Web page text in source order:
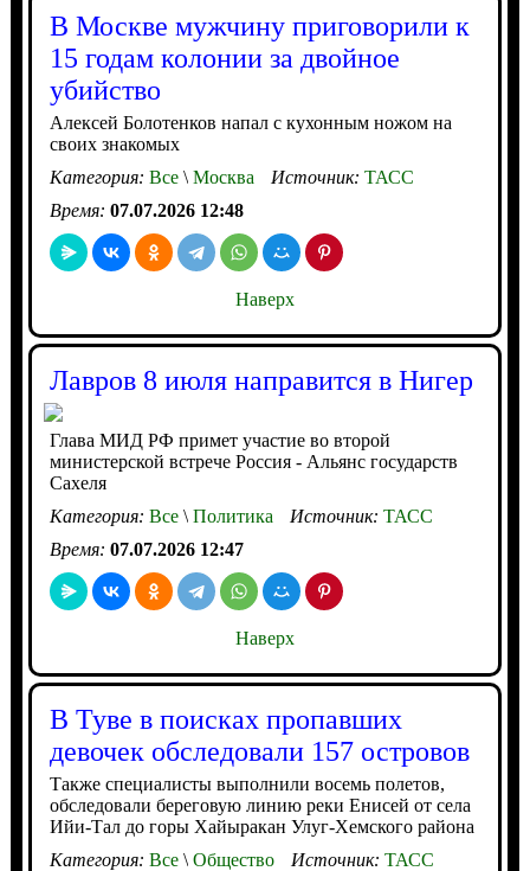
В Москве мужчину приговорили к
15 годам колонии за двойное
убийство
Алексей Болотенков напал с кухонным ножом на
своих знакомых
Категория: Все\Москва Источник: ТАСС
Время: 07.07.2026 12:48
Наверх
Лавров 8 июля направится в Нигер
Глава МИД РФ примет участие во второй
министерской встрече Россия - Альянс государств
Сахеля
Категория: Все\Политика Источник: ТАСС
Время: 07.07.2026 12:47
Наверх
В Туве в поисках пропавших
девочек обследовали 157 островов
Также специалисты выполнили восемь полетов,
обследовали береговую линию реки Енисей от села
Ийи-Тал до горы Хайыракан Улуг-Хемского района
Категория: Все\Общество Источник: ТАСС